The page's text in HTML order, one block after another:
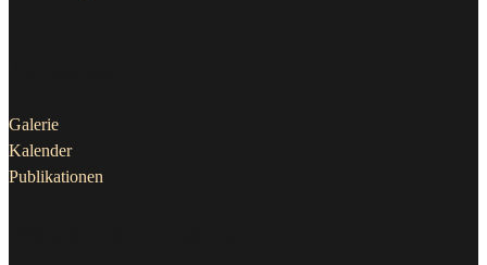
Galerie
Kalender
Publikationen